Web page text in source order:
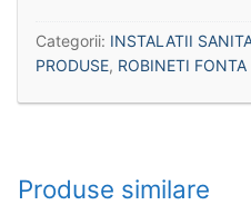
Categorii: INSTALATII
PRODUSE, ROBINETI FONTA
Produse similare